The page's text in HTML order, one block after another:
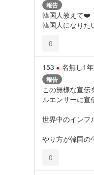
報告
韓国人教えて❤️
韓国人になりた
0
153 名無し1
報告
この無様な宣伝
ルエンサーに宣
世界中のインフ
やり方が韓国の
0